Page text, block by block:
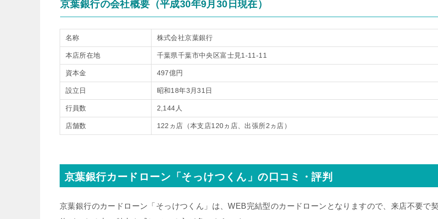
京葉銀行の会社概要（平成30年9月30日現在）
名称 株式会社京葉銀行
本店所在地 千葉県千葉市中央区富士見1-11-11
資本金 497億円
設立日 昭和18年3月31日
行員数 2,144人
店舗数 122ヵ店（本支店120ヵ店、出張所2ヵ店）
京葉銀行カードローン「そっけつくん」の口コミ・評判
京葉銀行のカードローン「そっけつくん」は、WEB完結型のカードローンとなりますので、来店不要で